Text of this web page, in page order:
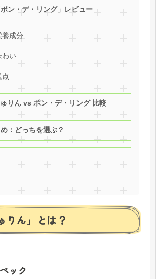
ン・デ・リング」レビュー
養成分
わい
点
りん vs ポン・デ・リング 比較
：どっちを選ぶ？
りん」とは？
ック